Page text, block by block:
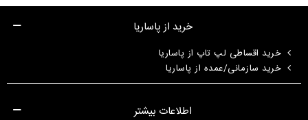
خرید از پاساریا
خرید اقساطی لپ تاپ از پاساریا
خرید سازمانی/عمده از پاساریا
اطلاعات بیشتر